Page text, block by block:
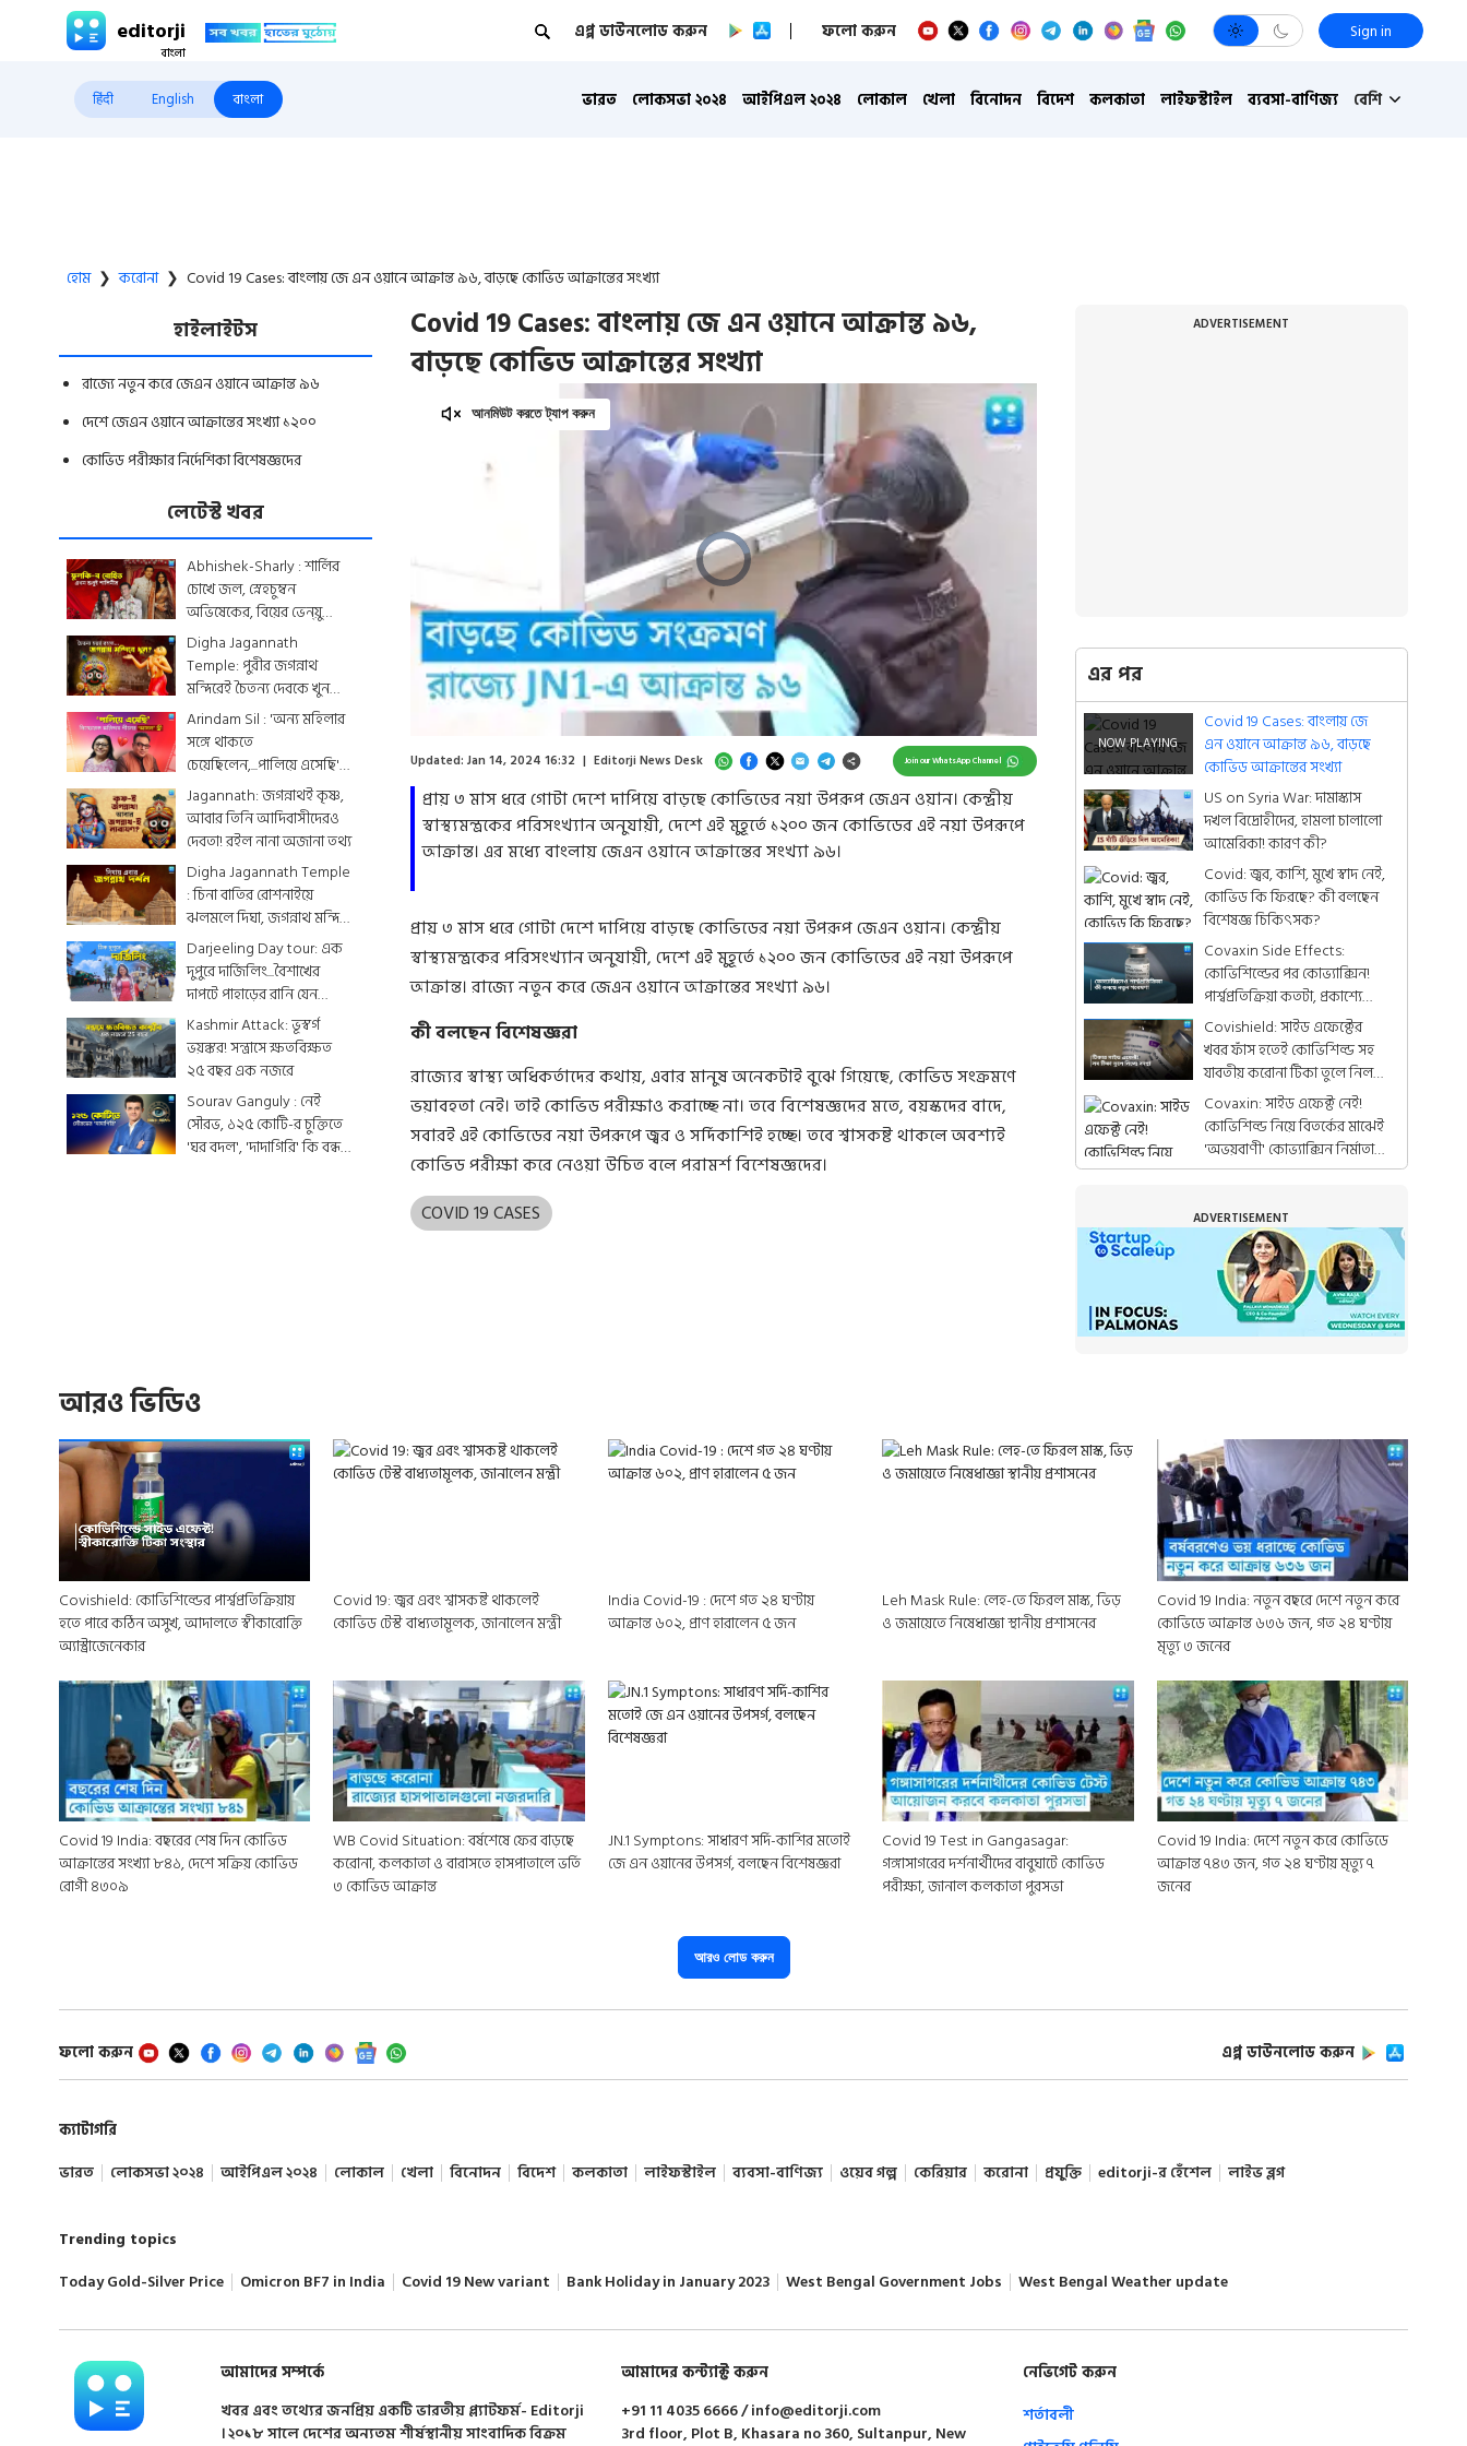
editorji এপ্প ডাউনলোড করুন ফলো করুন Sign in
हिंदी English বাংলা ভারত লোকসভা ২০২৪ আইপিএল ২০২৪ লোকাল খেলা বিনোদন বিদেশ কলকাতা লাইফস্টাইল ব্যবসা-বাণিজ্য বেশি
হোম ❯ করোনা ❯ Covid 19 Cases: বাংলায় জে এন ওয়ানে আক্রান্ত ৯৬, বাড়ছে কোভিড আক্রান্তের সংখ্যা
হাইলাইটস
রাজ্যে নতুন করে জেএন ওয়ানে আক্রান্ত ৯৬
দেশে জেএন ওয়ানে আক্রান্তের সংখ্যা ১২০০
কোভিড পরীক্ষার নির্দেশিকা বিশেষজ্ঞদের
লেটেস্ট খবর
Abhishek-Sharly : শার্লির
চোখে জল, স্নেহচুম্বন
অভিষেকের, বিয়ের ভেন্য়ু
থেকে মেনু...দেখে নিন
একঝলকে
Digha Jagannath
Temple: পুরীর জগন্নাথ
মন্দিরেই চৈতন্য দেবকে খুন
করা হয়েছিল? জেনে নিন
রোমহর্ষক কাহিনী
Arindam Sil : 'অন্য মহিলার
সঙ্গে থাকতে
চেয়েছিলেন,...পালিয়ে এসেছি',
বিস্ফোরক অরিন্দমের স্ত্রী
Jagannath: জগন্নাথই কৃষ্ণ,
আবার তিনি আদিবাসীদেরও
দেবতা! রইল নানা অজানা তথ্য
Digha Jagannath Temple
: চিনা বাতির রোশনাইয়ে
ঝলমলে দিঘা, জগন্নাথ মন্দিরে
শেষ মুহূর্তের সাজসজ্জা তুঙ্গে
Darjeeling Day tour: এক
দুপুরে দার্জিলিং...বৈশাখের
দাপটে পাহাড়ের রানি যেন
একটুকরো স্বর্গ
Kashmir Attack: ভূস্বর্গ
ভয়ঙ্কর! সন্ত্রাসে ক্ষতবিক্ষত
২৫ বছর এক নজরে
Sourav Ganguly : নেই
সৌরভ, ১২৫ কোটি-র চুক্তিতে
'ঘর বদল', 'দাদাগিরি' কি বন্ধ
Covid 19 Cases: বাংলায় জে এন ওয়ানে আক্রান্ত ৯৬,
বাড়ছে কোভিড আক্রান্তের সংখ্যা
প্রায় ৩ মাস ধরে গোটা দেশে দাপিয়ে বাড়ছে কোভিডের নয়া উপরূপ জেএন ওয়ান। কেন্দ্রীয়
স্বাস্থ্যমন্ত্রকের পরিসংখ্যান অনুযায়ী, দেশে এই মুহূর্তে ১২০০ জন কোভিডের এই নয়া উপরূপে
আক্রান্ত। এর মধ্যে বাংলায় জেএন ওয়ানে আক্রান্তের সংখ্যা ৯৬।
Updated: Jan 14, 2024 16:32 | Editorji News Desk Join our WhatsApp Channel
আনমিউট করতে ট্যাপ করুন
Video
Player
is
loading.
Unmute
Loaded
প্রায় ৩ মাস ধরে গোটা দেশে দাপিয়ে বাড়ছে কোভিডের নয়া উপরূপ জেএন ওয়ান। কেন্দ্রীয়
স্বাস্থ্যমন্ত্রকের পরিসংখ্যান অনুযায়ী, দেশে এই মুহূর্তে ১২০০ জন কোভিডের এই নয়া উপরূপে
আক্রান্ত। রাজ্যে নতুন করে জেএন ওয়ানে আক্রান্তের সংখ্যা ৯৬।
কী বলছেন বিশেষজ্ঞরা
রাজ্যের স্বাস্থ্য অধিকর্তাদের কথায়, এবার মানুষ অনেকটাই বুঝে গিয়েছে, কোভিড সংক্রমণে
ভয়াবহতা নেই। তাই কোভিড পরীক্ষাও করাচ্ছে না। তবে বিশেষজ্ঞদের মতে, বয়স্কদের বাদে,
সবারই এই কোভিডের নয়া উপরূপে জ্বর ও সর্দিকাশিই হচ্ছে। তবে শ্বাসকষ্ট থাকলে অবশ্যই
কোভিড পরীক্ষা করে নেওয়া উচিত বলে পরামর্শ বিশেষজ্ঞদের।
COVID 19 CASES
ADVERTISEMENT
এর পর
Covid 19 Cases: বাংলায় জে
এন ওয়ানে আক্রান্ত ৯৬, বাড়ছে
কোভিড আক্রান্তের সংখ্যা
US on Syria War: দামাস্কাস
দখল বিদ্রোহীদের, হামলা চালালো
আমেরিকা! কারণ কী?
Covid: জ্বর, কাশি, মুখে স্বাদ নেই,
কোভিড কি ফিরছে? কী বলছেন
বিশেষজ্ঞ চিকিৎসক?
Covaxin Side Effects:
কোভিশিল্ডের পর কোভ্যাক্সিন!
পার্শ্বপ্রতিক্রিয়া কতটা, প্রকাশ্যে
জার্নালের রিপোর্ট
Covishield: সাইড এফেক্টের
খবর ফাঁস হতেই কোভিশিল্ড সহ
যাবতীয় করোনা টিকা তুলে নিল
অ্যাস্ট্রোজেনেকা
Covaxin: সাইড এফেক্ট নেই!
কোভিশিল্ড নিয়ে বিতর্কের মাঝেই
'অভয়বাণী' কোভ্যাক্সিন নির্মাতা
সংস্থার
ADVERTISEMENT
আরও ভিডিও
Covishield: কোভিশিল্ডের পার্শ্বপ্রতিক্রিয়ায়
হতে পারে কঠিন অসুখ, আদালতে স্বীকারোক্তি
অ্যাস্ট্রাজেনেকার
Covid 19: জ্বর এবং শ্বাসকষ্ট থাকলেই
কোভিড টেস্ট বাধ্যতামূলক, জানালেন মন্ত্রী
India Covid-19 : দেশে গত ২৪ ঘণ্টায়
আক্রান্ত ৬০২, প্রাণ হারালেন ৫ জন
Leh Mask Rule: লেহ-তে ফিরল মাস্ক, ভিড়
ও জমায়েতে নিষেধাজ্ঞা স্থানীয় প্রশাসনের
Covid 19 India: নতুন বছরে দেশে নতুন করে
কোভিডে আক্রান্ত ৬৩৬ জন, গত ২৪ ঘণ্টায়
মৃত্যু ৩ জনের
Covid 19 India: বছরের শেষ দিন কোভিড
আক্রান্তের সংখ্যা ৮৪১, দেশে সক্রিয় কোভিড
রোগী ৪৩০৯
WB Covid Situation: বর্ষশেষে ফের বাড়ছে
করোনা, কলকাতা ও বারাসতে হাসপাতালে ভর্তি
৩ কোভিড আক্রান্ত
JN.1 Symptons: সাধারণ সর্দি-কাশির মতোই
জে এন ওয়ানের উপসর্গ, বলছেন বিশেষজ্ঞরা
Covid 19 Test in Gangasagar:
গঙ্গাসাগরের দর্শনার্থীদের বাবুঘাটে কোভিড
পরীক্ষা, জানাল কলকাতা পুরসভা
Covid 19 India: দেশে নতুন করে কোভিডে
আক্রান্ত ৭৪৩ জন, গত ২৪ ঘণ্টায় মৃত্যু ৭
জনের
আরও লোড করুন
ফলো করুন এপ্প ডাউনলোড করুন
ক্যাটাগরি
ভারত
লোকসভা ২০২৪ আইপিএল ২০২৪ লোকাল খেলা বিনোদন বিদেশ কলকাতা লাইফস্টাইল ব্যবসা-বাণিজ্য ওয়েব গল্প কেরিয়ার করোনা প্রযুক্তি editorji-র হেঁশেল লাইভ ব্লগ
Trending topics
Today Gold-Silver Price
Omicron BF7 in India Covid 19 New variant Bank Holiday in January 2023 West Bengal Government Jobs West Bengal Weather update
আমাদের সম্পর্কে
খবর এবং তথ্যের জনপ্রিয় একটি ভারতীয় প্ল্যাটফর্ম- Editorji
। ২০১৮ সালে দেশের অন্যতম শীর্ষস্থানীয় সাংবাদিক বিক্রম
আমাদের কন্ট্যাক্ট করুন
+91 11 4035 6666 / info@editorji.com
3rd floor, Plot B, Khasara no 360, Sultanpur, New
নেভিগেট করুন
শর্তাবলী